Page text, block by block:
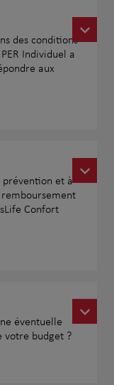
des conditions
Individuel a
aux
prévention et à
Confort
éventuelle
votre budget ?